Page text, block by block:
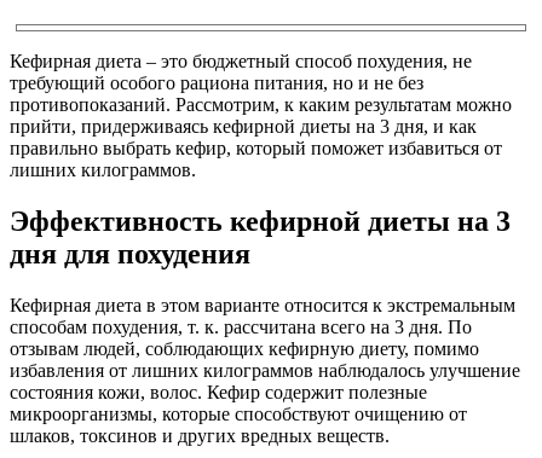
Кефирная диета – это бюджетный способ похудения, не
требующий особого рациона питания, но и не без
противопоказаний. Рассмотрим, к каким результатам можно
прийти, придерживаясь кефирной диеты на 3 дня, и как
правильно выбрать кефир, который поможет избавиться от
лишних килограммов.
Эффективность кефирной диеты на 3
дня для похудения
Кефирная диета в этом варианте относится к экстремальным
способам похудения, т. к. рассчитана всего на 3 дня. По
отзывам людей, соблюдающих кефирную диету, помимо
избавления от лишних килограммов наблюдалось улучшение
состояния кожи, волос. Кефир содержит полезные
микроорганизмы, которые способствуют очищению от
шлаков, токсинов и других вредных веществ.